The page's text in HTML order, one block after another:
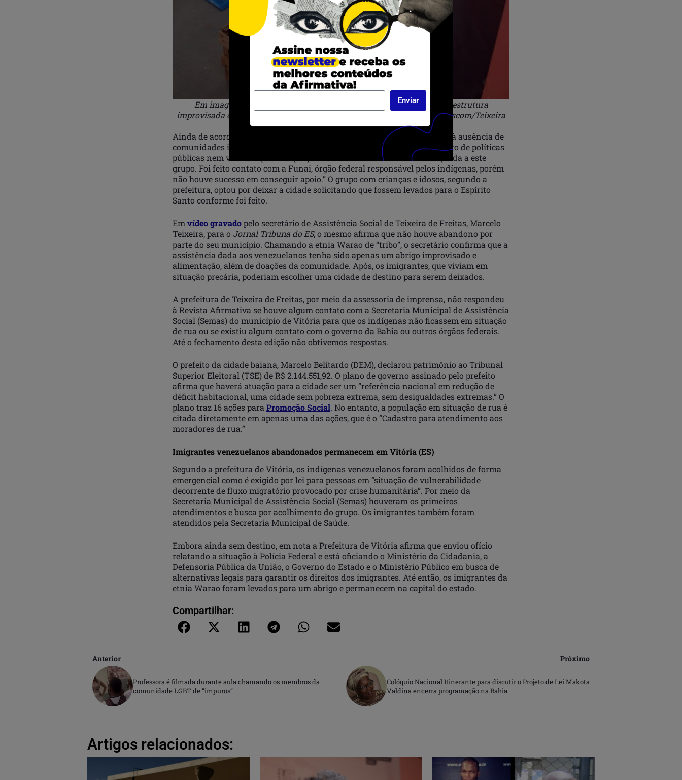
Em imagens da prefeitura de Teixeira de Freitas é possível ver uma estrutura
improvisada e precária para o atendimento aos imigrantes –
Imagem:Ascom/Teixeira
de Freitas
Ainda de acordo com a nota da prefeitura de Teixeira de Freitas, “Devido à ausência de
comunidades indígenas em território teixeirense, não há o funcionamento de políticas
públicas nem verba disponível que possam fornecer a assistência adequada a este
grupo. Foi feito contato com a Funai, órgão federal responsável pelos indígenas, porém
não houve sucesso em conseguir apoio.” O grupo com crianças e idosos, segundo a
prefeitura, optou por deixar a cidade solicitando que fossem levados para o Espírito
Santo conforme foi feito.
Em vídeo gravadopelo secretário de Assistência Social de Teixeira de Freitas, Marcelo
Teixeira, para o Jornal Tribuna do ES,o mesmo afirma que não houve abandono por
parte do seu município. Chamando a etnia Warao de “tribo”, o secretário confirma que a
assistência dada aos venezuelanos tenha sido apenas um abrigo improvisado e
alimentação, além de doações da comunidade. Após, os imigrantes, que viviam em
situação precária, poderiam escolher uma cidade de destino para serem deixados.
A prefeitura de Teixeira de Freitas, por meio da assessoria de imprensa, não respondeu
à Revista Afirmativa se houve algum contato com a Secretaria Municipal de Assistência
Social (Semas) do município de Vitória para que os indígenas não ficassem em situação
de rua ou se existiu algum contato com o governo da Bahia ou outros órgãos federais.
Até o fechamento desta edição não obtivemos respostas.
O prefeito da cidade baiana, Marcelo Belitardo (DEM), declarou patrimônio ao Tribunal
Superior Eleitoral (TSE) de R$ 2.144.551,92. O plano de governo assinado pelo prefeito
afirma que haverá atuação para a cidade ser um “referência nacional em redução de
déficit habitacional, uma cidade sem pobreza extrema, sem desigualdades extremas.” O
plano traz 16 ações para Promoção Social. No entanto, a população em situação de rua é
citada diretamente em apenas uma das ações, que é o “Cadastro para atendimento aos
moradores de rua.”
Imigrantes venezuelanos abandonados permanecem em Vitória (ES)
Segundo a prefeitura de Vitória, os indígenas venezuelanos foram acolhidos de forma
emergencial como é exigido por lei para pessoas em “situação de vulnerabilidade
decorrente de fluxo migratório provocado por crise humanitária”. Por meio da
Secretaria Municipal de Assistência Social (Semas) houveram os primeiros
atendimentos e busca por acolhimento do grupo. Os imigrantes também foram
atendidos pela Secretaria Municipal de Saúde.
Embora ainda sem destino, em nota a Prefeitura de Vitória afirma que enviou ofício
relatando a situação à Polícia Federal e está oficiando o Ministério da Cidadania, a
Defensoria Pública da União, o Governo do Estado e o Ministério Público em busca de
alternativas legais para garantir os direitos dos imigrantes. Até então, os imigrantes da
etnia Warao foram levados para um abrigo e permanecem na capital do estado.
Compartilhar:
Anterior
Professora é filmada durante aula chamando os membros da
comunidade LGBT de “impuros”
Próximo
Colóquio Nacional Itinerante para discutir o Projeto de Lei Makota
Valdina encerra programação na Bahia
Artigos relacionados:
Enviar